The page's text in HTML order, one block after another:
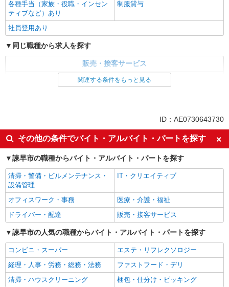
各種手当（家族・役職・インセン
ティブなど）あり
制服貸与
社員登用あり
同じ職種から求人を探す
販売・接客サービス
英語が活かせる
ボーナス・賞与あり
日払い
車通勤OK
交通費支給
社会保険あり
社員登用あり
関連する条件をもっと見る
ID：AE0730643730
その他の条件でバイト・アルバイト・パートを探す
諫早市の職種からバイト・アルバイト・パートを探す
清掃・警備・ビルメンテナンス・
設備管理
IT・クリエイティブ
オフィスワーク・事務
医療・介護・福祉
ドライバー・配達
販売・接客サービス
諫早市の人気の職種からバイト・アルバイト・パートを探す
コンビニ・スーパー
エステ・リフレクソロジー
経理・人事・労務・総務・法務
ファストフード・デリ
清掃・ハウスクリーニング
梱包・仕分け・ピッキング